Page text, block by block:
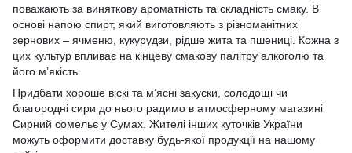
поважають за виняткову ароматність та складність смаку. В
основі напою спирт, який виготовляють з різноманітних
зернових – ячменю, кукурудзи, рідше жита та пшениці. Кожна з
цих культур впливає на кінцеву смакову палітру алкоголю та
його м’якість.
Придбати хороше віскі та м’ясні закуски солодощі чи
благородні сири до нього радимо в атмосферному магазині
Сирний сомельє у Сумах. Жителі інших куточків України
можуть оформити доставку будь-якої продукції на нашому